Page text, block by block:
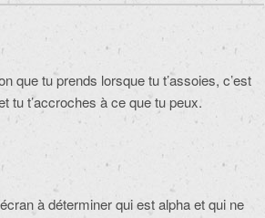
que tu prends lorsque tu t’assoies, c’est
tu t’accroches à ce que tu peux.
à déterminer qui est alpha et qui ne